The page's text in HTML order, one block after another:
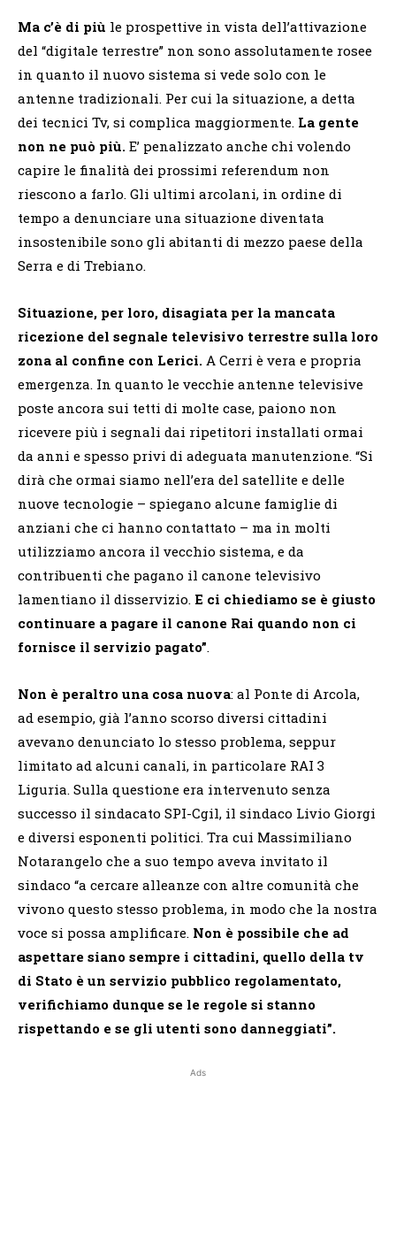
Ma c’è di più le prospettive in vista dell’attivazione
del “digitale terrestre” non sono assolutamente rosee
in quanto il nuovo sistema si vede solo con le
antenne tradizionali. Per cui la situazione, a detta
dei tecnici Tv, si complica maggiormente. La gente
non ne può più. E’ penalizzato anche chi volendo
capire le finalità dei prossimi referendum non
riescono a farlo. Gli ultimi arcolani, in ordine di
tempo a denunciare una situazione diventata
insostenibile sono gli abitanti di mezzo paese della
Serra e di Trebiano.
Situazione, per loro, disagiata per la mancata
ricezione del segnale televisivo terrestre sulla loro
zona al confine con Lerici. A Cerri è vera e propria
emergenza. In quanto le vecchie antenne televisive
poste ancora sui tetti di molte case, paiono non
ricevere più i segnali dai ripetitori installati ormai
da anni e spesso privi di adeguata manutenzione. “Si
dirà che ormai siamo nell’era del satellite e delle
nuove tecnologie – spiegano alcune famiglie di
anziani che ci hanno contattato – ma in molti
utilizziamo ancora il vecchio sistema, e da
contribuenti che pagano il canone televisivo
lamentiano il disservizio. E ci chiediamo se è giusto
continuare a pagare il canone Rai quando non ci
fornisce il servizio pagato”.
Non è peraltro una cosa nuova: al Ponte di Arcola,
ad esempio, già l’anno scorso diversi cittadini
avevano denunciato lo stesso problema, seppur
limitato ad alcuni canali, in particolare RAI 3
Liguria. Sulla questione era intervenuto senza
successo il sindacato SPI-Cgil, il sindaco Livio Giorgi
e diversi esponenti politici. Tra cui Massimiliano
Notarangelo che a suo tempo aveva invitato il
sindaco “a cercare alleanze con altre comunità che
vivono questo stesso problema, in modo che la nostra
voce si possa amplificare. Non è possibile che ad
aspettare siano sempre i cittadini, quello della tv
di Stato è un servizio pubblico regolamentato,
verifichiamo dunque se le regole si stanno
rispettando e se gli utenti sono danneggiati”.
Ads